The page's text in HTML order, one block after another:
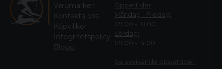
Varumärken
Kontakta oss
Köpvillkor
Integritetspolicy
Blogg
Öppettider
Måndag - Fredag:
09.00 - 18.00
Lördag:
09.00 - 14.00
Se avvikande öppettider